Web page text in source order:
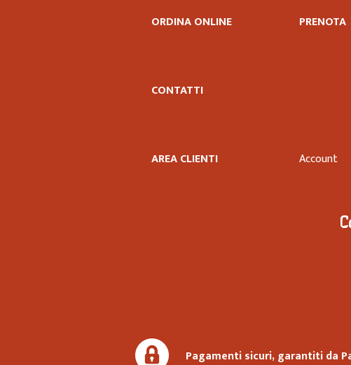
ORDINA ONLINE PRENOTA
CONTATTI
AREA CLIENTI Account
Pagamenti sicuri, garantiti da